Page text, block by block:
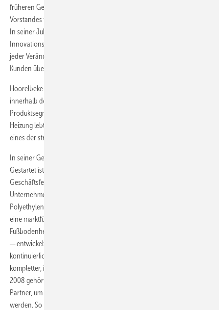
früheren Geschäftsführer Dr. Franz Grammling sowie Mitglieder des
Vorstandes von Daikin Europe, darunter Chairman Frans Hoorelbeke.
In seiner Jubiläums-Rede verwies Blümel auf die Bedeutung der
Innovationskraft von Rotex: „Das ist das Rotex-Erfolgsmodell: Aus
jeder Veränderung eine Chance machen und mit Innovationen
Kunden überzeugen.“
Hoorelbeke unterstrich den hohen Stellenwert des Bereichs Heizung
innerhalb der Daikin Gruppe und die Expertise von Rotex in diesem
Produktsegment: „Mit Rotex kamen 2008 Leute in unsere Gruppe, die
Heizung lebten. Für die Daikin Gruppe ist Heizung auch in Zukunft
eines der strategischen Wachstumsfelder.“
In seiner Geschichte hat Rotex immer wieder Trends gesetzt:
Gestartet ist Rotex 1973 durch den Eintritt in das damals noch junge
Geschäftsfeld Kunststoffverarbeitung. 1978 begann das
Unternehmen mit der Produktion von Heizöllagertanks aus
Polyethylen (PE). In diesem Bereich erreichte das Unternehmen rasch
eine marktführende Position. Durch neue Produktgruppen ─ von der
Fußbodenheizung über Warmwasserspeicher bis hin zur Solartechnik
─ entwickelte sich Rotex im Bereich der Wärme- und Haustechnik
kontinuierlich weiter. Heute versteht sich Rotex als Anbieter
kompletter, innovativer und umweltschonender Heizsysteme. Seit
2008 gehört das Unternehmen zur Daikin Gruppe und fand damit den
Partner, um auch im Bereich Wärmepumpentechnik marktführend zu
werden. So hat Rotex mit der HPSU compact die meistverkaufte